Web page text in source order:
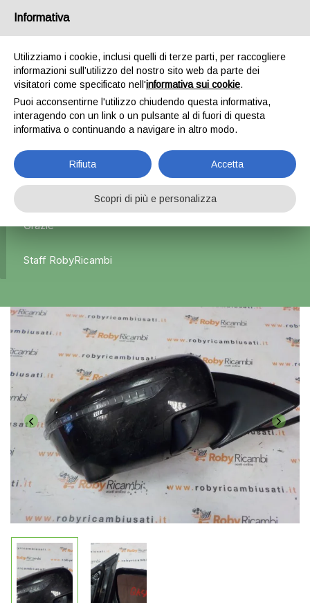
Home Esterni Specchietti retrovisori
Specchietto
retrovisore destro nero – Nissan Qashqai
L'azienda Resta Chiusa Dal 5.08 Al 31.08 Qualsiasi
Ordine Verrà Accettato Ma La Spedizione Ripartirà Dal 1
Grazie
Staff RobyRicambi
Informativa
Utilizziamo i cookie, inclusi quelli di terze parti, per raccogliere
informazioni sull’utilizzo del nostro sito web da parte dei
visitatori come specificato nell'informativa sui cookie.
Puoi acconsentirne l'utilizzo chiudendo questa informativa,
interagendo con un link o un pulsante al di fuori di questa
informativa o continuando a navigare in altro modo.
Rifiuta Accetta
Scopri di più e personalizza